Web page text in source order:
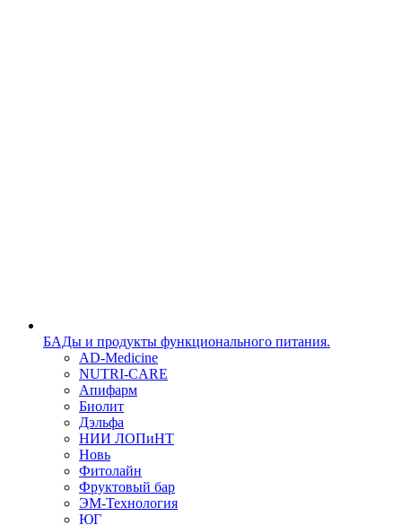
БАДы и продукты функционального питания.
AD-Medicine
NUTRI-CARE
Апифарм
Биолит
Дэльфа
НИИ ЛОПиНТ
Новь
Фитолайн
Фруктовый бар
ЭМ-Технология
ЮГ